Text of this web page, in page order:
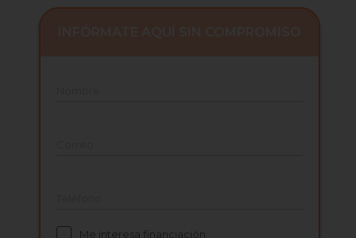
Me interesa financiación